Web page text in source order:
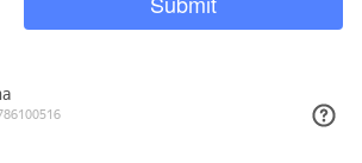
cookie, метрические программы и системы
ПРИНЯТЬ